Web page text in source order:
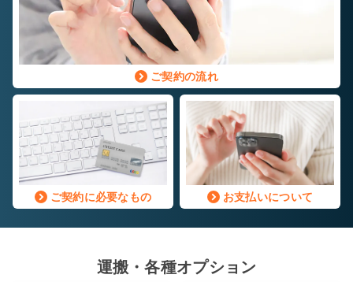
ご契約の流れ
ご契約に必要なもの お支払いについて
運搬・各種オプション